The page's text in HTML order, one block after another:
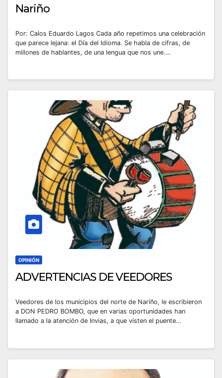
Nariño
Por: Calos Eduardo Lagos Cada año repetimos una celebración
que parece lejana: el Día del Idioma. Se habla de cifras, de
millones de hablantes, de una lengua que nos une.…
OPINIÓN
ADVERTENCIAS DE VEEDORES
Veedores de los municipios del norte de Nariño, le escribieron
a DON PEDRO BOMBO, que en varias oportunidades han
llamado a la atención de Invias, a que visten el puente…